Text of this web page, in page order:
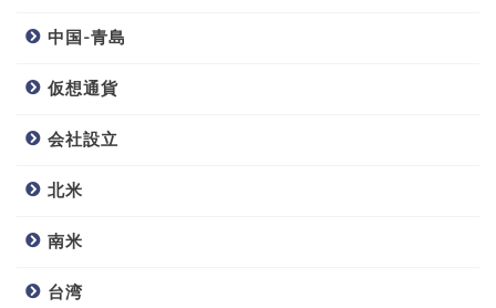
中国-青島
仮想通貨
会社設立
北米
南米
台湾